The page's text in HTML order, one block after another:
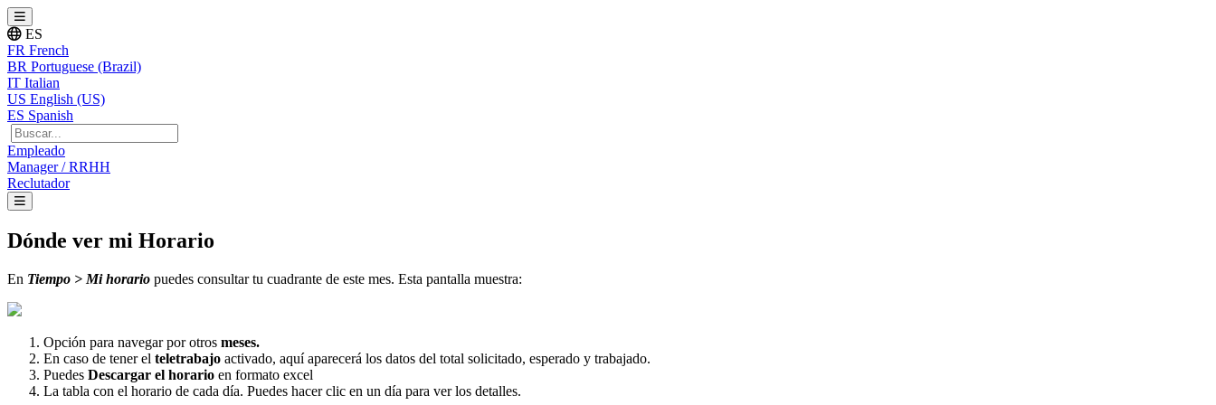
ES
FR French
BR Portuguese (Brazil)
IT Italian
US English (US)
ES Spanish
Empleado
Manager / RRHH
Reclutador
Dónde ver mi Horario
En Tiempo > Mi horario puedes consultar tu cuadrante de este mes. Esta pantalla muestra:
Opción para navegar por otros meses.
En caso de tener el teletrabajo activado, aquí aparecerá los datos del total solicitado, esperado y trabajado.
Puedes Descargar el horario en formato excel
La tabla con el horario de cada día. Puedes hacer clic en un día para ver los detalles.